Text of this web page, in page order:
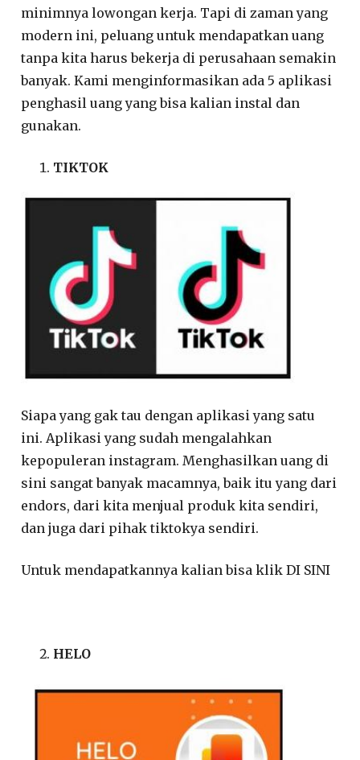
minimnya lowongan kerja. Tapi di zaman yang
modern ini, peluang untuk mendapatkan uang
tanpa kita harus bekerja di perusahaan semakin
banyak. Kami menginformasikan ada 5 aplikasi
penghasil uang yang bisa kalian instal dan
gunakan.
TIKTOK
Siapa yang gak tau dengan aplikasi yang satu
ini. Aplikasi yang sudah mengalahkan
kepopuleran instagram. Menghasilkan uang di
sini sangat banyak macamnya, baik itu yang dari
endors, dari kita menjual produk kita sendiri,
dan juga dari pihak tiktokya sendiri.
Untuk mendapatkannya kalian bisa klik DI SINI
HELO